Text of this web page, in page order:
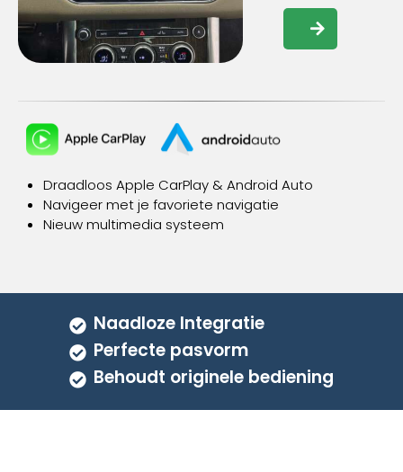
Dit
product
variaties.
gekozen
Draadloos Apple CarPlay & Android Auto
Navigeer met je favoriete navigatie
Nieuw multimedia systeem
Naadloze Integratie
Perfecte pasvorm
Behoudt originele bediening